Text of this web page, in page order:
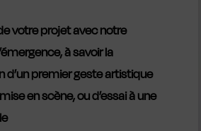
votre projet avec notre
à savoir la
d’un premier geste artistique
en scène, ou d’essai à une